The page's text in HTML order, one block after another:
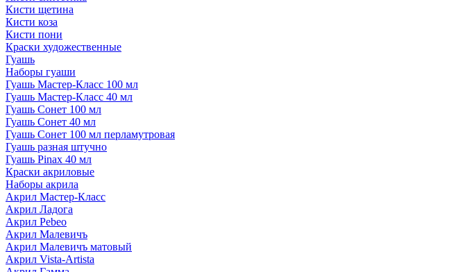
Кисти щетина
Кисти коза
Кисти пони
Краски художественные
Гуашь
Наборы гуаши
Гуашь Мастер-Класс 100 мл
Гуашь Мастер-Класс 40 мл
Гуашь Сонет 100 мл
Гуашь Сонет 40 мл
Гуашь Сонет 100 мл перламутровая
Гуашь разная штучно
Гуашь Pinax 40 мл
Краски акриловые
Наборы акрила
Акрил Мастер-Класс
Акрил Ладога
Акрил Pebeo
Акрил Малевичъ
Акрил Малевичъ матовый
Акрил Vista-Artista